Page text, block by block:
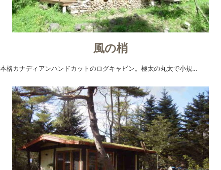
風の梢
本格カナディアンハンドカットのログキャビン。極太の丸太で小規…